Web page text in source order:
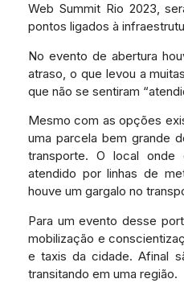
Web Summit Rio 2023,
pontos ligados à
No evento de abertura
atraso, o que levou a
que não se sentiram
Mesmo com as opções
uma parcela bem grande
transporte. O local
atendido por linhas de
houve um gargalo no
Para um evento desse
mobilização e
e taxis da cidade. Afinal
transitando em uma região.